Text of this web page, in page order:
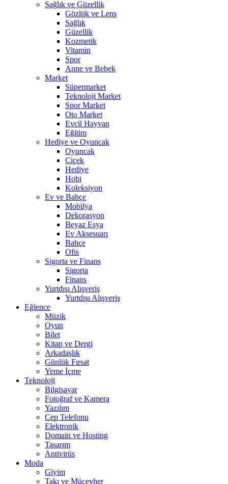
Sağlık ve Güzellik
Gözlük ve Lens
Sağlık
Güzellik
Kozmetik
Vitamin
Spor
Anne ve Bebek
Market
Süpermarket
Teknoloji Market
Spor Market
Oto Market
Evcil Hayvan
Eğitim
Hediye ve Oyuncak
Oyuncak
Çiçek
Hediye
Hobi
Koleksiyon
Ev ve Bahçe
Mobilya
Dekorasyon
Beyaz Eşya
Ev Aksesuarı
Bahçe
Ofis
Sigorta ve Finans
Sigorta
Finans
Yurtdışı Alışveriş
Yurtdışı Alışveriş
Eğlence
Müzik
Oyun
Bilet
Kitap ve Dergi
Arkadaşlık
Günlük Fırsat
Yeme İçme
Teknoloji
Bilgisayar
Fotoğraf ve Kamera
Yazılım
Cep Telefonu
Elektronik
Domain ve Hosting
Tasarım
Antivirüs
Moda
Giyim
Takı ve Mücevher